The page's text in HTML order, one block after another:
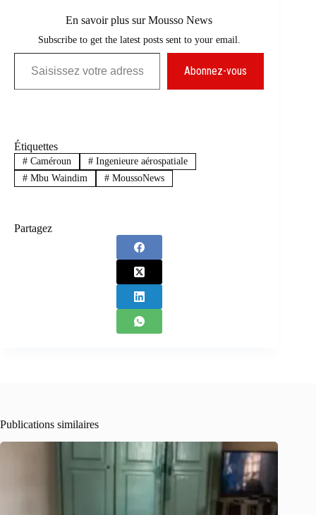
En savoir plus sur Mousso News
Subscribe to get the latest posts sent to your email.
Saisissez votre adresse e-mail…
Abonnez-vous
Étiquettes
#Caméroun #Ingenieure aérospatiale
#Mbu Waindim #MoussoNews
Partagez
Publications similaires